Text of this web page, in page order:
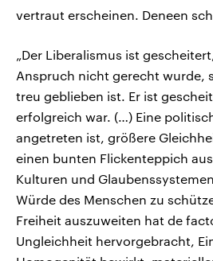
vertraut erscheinen. Deneen
„Der Liberalismus ist
Anspruch nicht gerecht wurde,
treu geblieben ist. Er ist
erfolgreich war. (…) Eine
angetreten ist, größere
einen bunten Flickenteppich
Kulturen und
Würde des Menschen zu
Freiheit auszuweiten hat de
Ungleichheit hervorgebracht,